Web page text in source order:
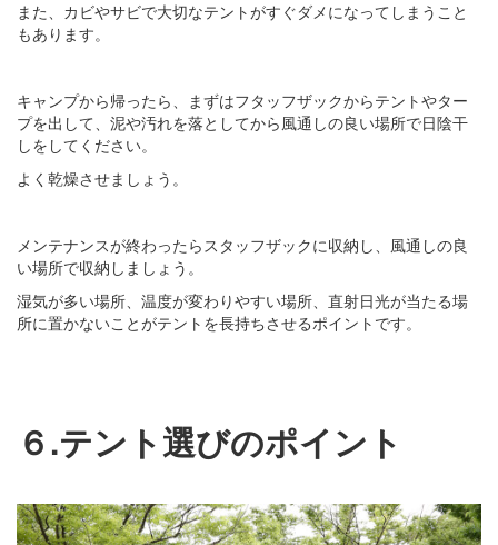
また、カビやサビで大切なテントがすぐダメになってしまうこと
もあります。
キャンプから帰ったら、まずはフタッフザックからテントやター
プを出して、泥や汚れを落としてから風通しの良い場所で日陰干
しをしてください。
よく乾燥させましょう。
メンテナンスが終わったらスタッフザックに収納し、風通しの良
い場所で収納しましょう。
湿気が多い場所、温度が変わりやすい場所、直射日光が当たる場
所に置かないことがテントを長持ちさせるポイントです。
６.テント選びのポイント